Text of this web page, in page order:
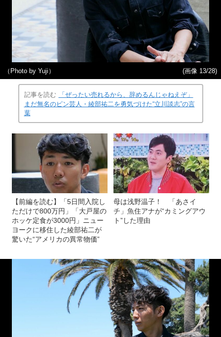
（Photo by Yuji） (画像 13/28)
記事を読む
「ぜったい売れるから、辞めるんじゃねえぞ」
まだ無名のピン芸人・綾部祐二を勇気づけた“立川談志”の言
葉
【前編を読む】「5日間入院し
ただけで800万円」「大戸屋の
ホッケ定食が3000円」ニュー
ヨークに移住した綾部祐二が
驚いた“アメリカの異常物価”
母は浅野温子！ 「あさイ
チ」魚住アナが“カミングアウ
ト”した理由